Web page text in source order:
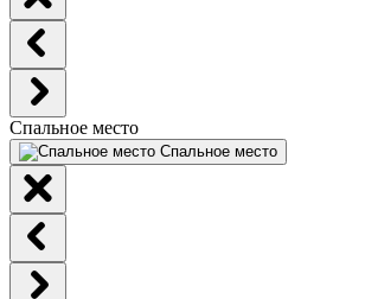
Спальное место
Спальное место